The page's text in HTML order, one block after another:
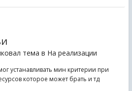
тема в На реализации
устанавливать мин критерии при
которое может брать и тд